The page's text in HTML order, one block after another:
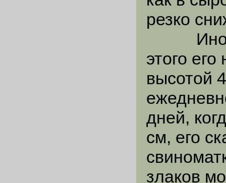
резко
этого
высотой
дней,
см, его
злаков